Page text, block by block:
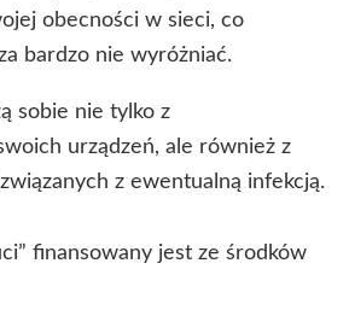
obecności w sieci, co
bardzo nie wyróżniać.
sobie nie tylko z
urządzeń, ale również z
z ewentualną infekcją.
finansowany jest ze środków